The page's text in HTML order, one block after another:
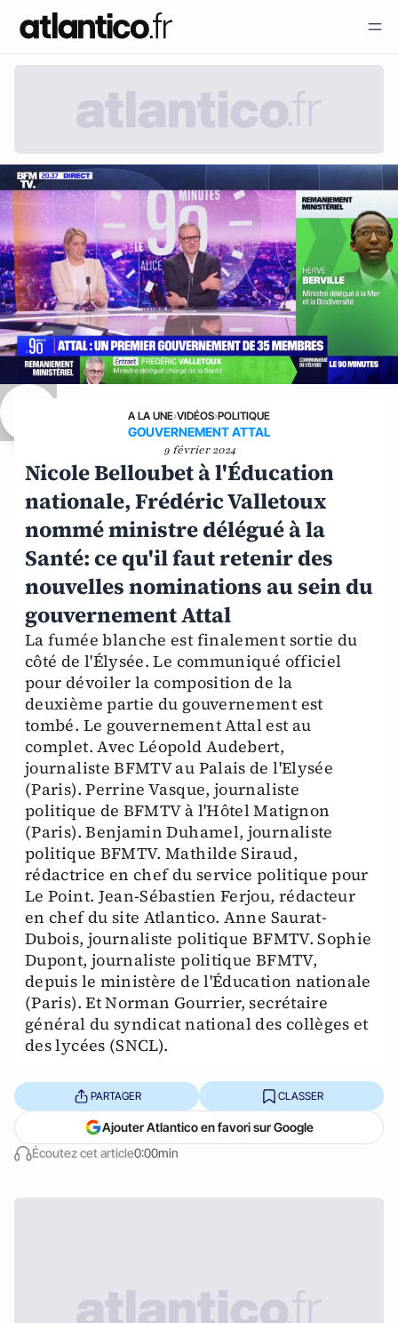
A LA UNE›VIDÉOS›POLITIQUE
GOUVERNEMENT ATTAL
9 février 2024
Nicole Belloubet à l'Éducation
nationale, Frédéric Valletoux
nommé ministre délégué à la
Santé: ce qu'il faut retenir des
nouvelles nominations au sein du
gouvernement Attal
La fumée blanche est finalement sortie du
côté de l'Élysée. Le communiqué officiel
pour dévoiler la composition de la
deuxième partie du gouvernement est
tombé. Le gouvernement Attal est au
complet. Avec Léopold Audebert,
journaliste BFMTV au Palais de l'Elysée
(Paris). Perrine Vasque, journaliste
politique de BFMTV à l'Hôtel Matignon
(Paris). Benjamin Duhamel, journaliste
politique BFMTV. Mathilde Siraud,
rédactrice en chef du service politique pour
Le Point. Jean-Sébastien Ferjou, rédacteur
en chef du site Atlantico. Anne Saurat-
Dubois, journaliste politique BFMTV. Sophie
Dupont, journaliste politique BFMTV,
depuis le ministère de l'Éducation nationale
(Paris). Et Norman Gourrier, secrétaire
général du syndicat national des collèges et
des lycées (SNCL).
Écoutez cet article0:00min
PARTAGER CLASSER
Ajouter Atlantico en favori sur Google